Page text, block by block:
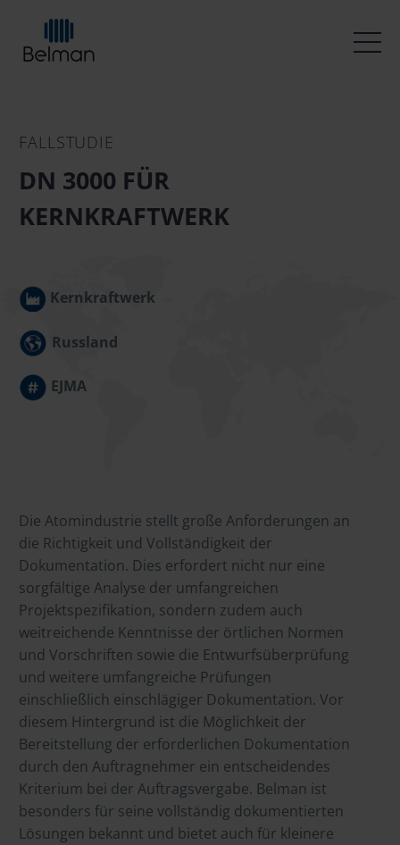
FALLSTUDIE
DN 3000 FÜR
KERNKRAFTWERK
Kernkraftwerk
Russland
EJMA
Die Atomindustrie stellt große Anforderungen an
die Richtigkeit und Vollständigkeit der
Dokumentation. Dies erfordert nicht nur eine
sorgfältige Analyse der umfangreichen
Projektspezifikation, sondern zudem auch
weitreichende Kenntnisse der örtlichen Normen
und Vorschriften sowie die Entwurfsüberprüfung
und weitere umfangreiche Prüfungen
einschließlich einschlägiger Dokumentation. Vor
diesem Hintergrund ist die Möglichkeit der
Bereitstellung der erforderlichen Dokumentation
durch den Auftragnehmer ein entscheidendes
Kriterium bei der Auftragsvergabe. Belman ist
besonders für seine vollständig dokumentierten
Lösungen bekannt und bietet auch für kleinere